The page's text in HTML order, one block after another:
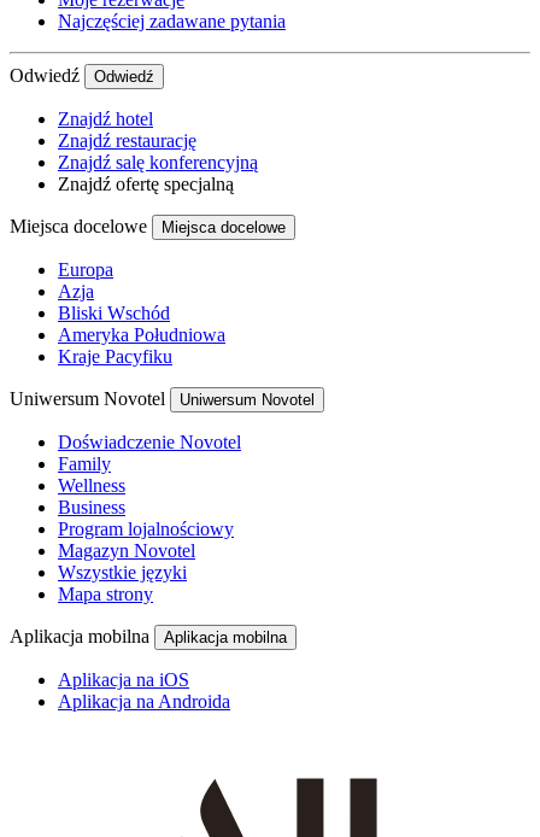
Najczęściej zadawane pytania
Odwiedź Odwiedź
Znajdź hotel
Znajdź restaurację
Znajdź salę konferencyjną
Znajdź ofertę specjalną
Miejsca docelowe Miejsca docelowe
Europa
Azja
Bliski Wschód
Ameryka Południowa
Kraje Pacyfiku
Uniwersum Novotel Uniwersum Novotel
Doświadczenie Novotel
Family
Wellness
Business
Program lojalnościowy
Magazyn Novotel
Wszystkie języki
Mapa strony
Aplikacja mobilna Aplikacja mobilna
Aplikacja na iOS
Aplikacja na Androida